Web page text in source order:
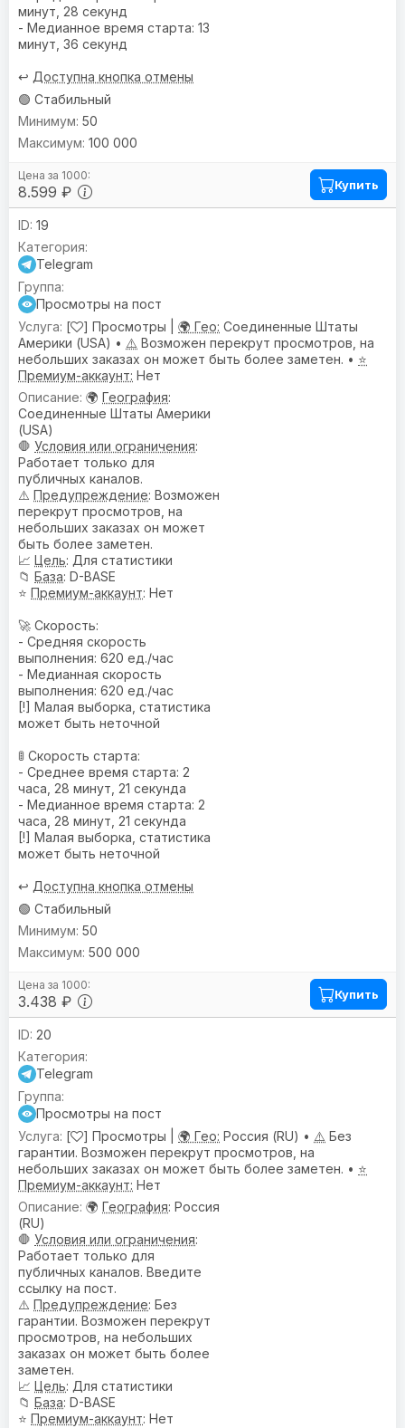
минут, 28 секунд
- Медианное время старта: 13
минут, 36 секунд
↩️ Доступна кнопка отмены
🟢 Стабильный
8.599 ₽
50
100 000
Купить
19
Telegram
Просмотры на пост
[
] Просмотры | 🌍 Гео: Соединенные Штаты
Америки (USA) • ⚠️ Возможен перекрут просмотров, на
небольших заказах он может быть более заметен. • ⭐
Премиум-аккаунт: Нет
🌍 География:
Соединенные Штаты Америки
(USA)
🛑 Условия или ограничения:
Работает только для
публичных каналов.
⚠️ Предупреждениe: Возможен
перекрут просмотров, на
небольших заказах он может
быть более заметен.
📈 Цель: Для статистики
📁 База: D-BASE
⭐ Премиум-аккаунт: Нет
🚀 Скорость:
- Средняя скорость
выполнения: 620 ед./час
- Медианная скорость
выполнения: 620 ед./час
[!] Малая выборка, статистика
может быть неточной
🚦 Скорость старта:
- Среднее время старта: 2
часа, 28 минут, 21 секунда
- Медианное время старта: 2
часа, 28 минут, 21 секунда
[!] Малая выборка, статистика
может быть неточной
↩️ Доступна кнопка отмены
🟢 Стабильный
3.438 ₽
50
500 000
Купить
20
Telegram
Просмотры на пост
[
] Просмотры | 🌍 Гео: Россия (RU) • ⚠️ Без
гарантии. Возможен перекрут просмотров, на
небольших заказах он может быть более заметен. • ⭐
Премиум-аккаунт: Нет
🌍 География: Россия
(RU)
🛑 Условия или ограничения:
Работает только для
публичных каналов. Введите
ссылку на пост.
⚠️ Предупреждениe: Без
гарантии. Возможен перекрут
просмотров, на небольших
заказах он может быть более
заметен.
📈 Цель: Для статистики
📁 База: D-BASE
⭐ Премиум-аккаунт: Нет